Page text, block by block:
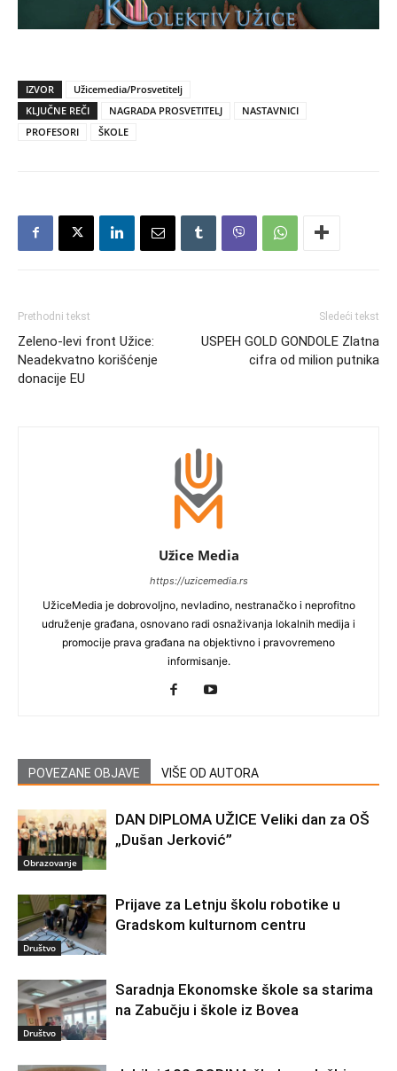
IZVOR
Užicemedia/Prosvetitelj
KLJUČNE REČI
NAGRADA PROSVETITELJ
NASTAVNICI
PROFESORI
ŠKOLE
Prethodni tekst
Zeleno-levi front Užice:
Neadekvatno korišćenje
donacije EU
Sledeći tekst
USPEH GOLD GONDOLE Zlatna
cifra od milion putnika
Užice Media
https://uzicemedia.rs
UžiceMedia je dobrovoljno, nevladino, nestranačko i neprofitno
udruženje građana, osnovano radi osnaživanja lokalnih medija i
promocije prava građana na objektivno i pravovremeno
informisanje.
POVEZANE OBJAVE VIŠE OD AUTORA
Obrazovanje
DAN DIPLOMA UŽICE Veliki dan za OŠ
„Dušan Jerković”
Društvo
Prijave za Letnju školu robotike u
Gradskom kulturnom centru
Društvo
Saradnja Ekonomske škole sa starima
na Zabučju i škole iz Bovea